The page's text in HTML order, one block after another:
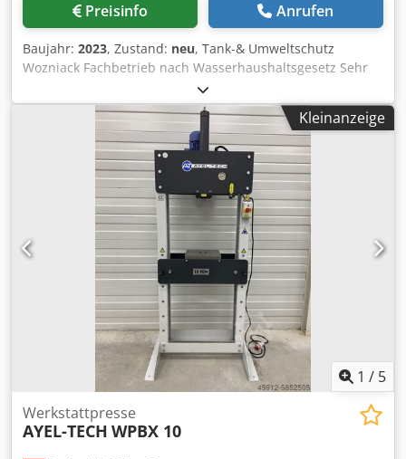
Preisinfo Anrufen
Baujahr: 2023, Zustand: neu, Tank-& Umweltschutz
Wozniack Fachbetrieb nach Wasserhaushaltsgesetz Sehr
geehrte Damen und Herren, wir bieten einen 50.000 Liter
doppelwandigen Lagertank für die Lagerung von Heizöl an.
EN 12285-2 Norm Lieferzeit sofort Nenninhalt 50 cbm neu
Farbausstattung Lack RAL ; 7035 Werkstoff Stahl in Stahl,
Werkstoff S235JRG2 Unterlagen Herstellerzeugnis/
Tüpenschild Stück 1 Peilstab Stück 1 Entlüftungsstutzen
Stück 1 Füllstutzen Stück 1 neuer Grenzwertgeber Chjdpfx
Agjk Dprus Asa Stück 1 neues Leckanzeigesichtgerät Stück
1 Leiter Stück 1 Saugleitung Behältermaße ca . 10900 mm
Durchmesser ca. 2.500 mm Gewicht ca. 9.000 kg Lagerung
Oberirdisch Lieferzeit sofort Mit freundlichen Grüßen aus
Warstein Tank- und Umweltschutz Wozniack Enkerbruch 2
59581 Warstein
Kleinanzeige
1 / 5
Werkstattpresse
AYEL-TECH WPBX 10